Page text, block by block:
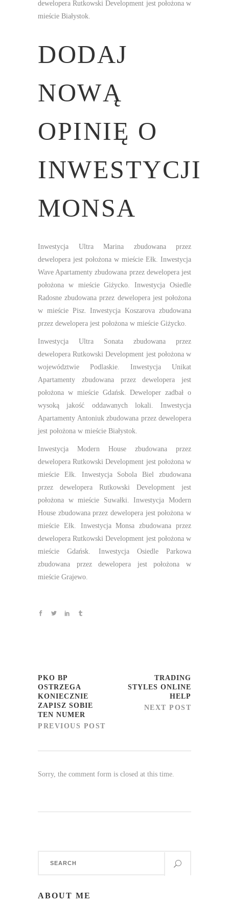
dewelopera Rutkowski Development jest położona w
mieście Białystok.
DODAJ
NOWĄ
OPINIĘ O
INWESTYCJI
MONSA
Inwestycja Ultra Marina zbudowana przez
dewelopera jest położona w mieście Ełk. Inwestycja
Wave Apartamenty zbudowana przez dewelopera jest
położona w mieście Giżycko. Inwestycja Osiedle
Radosne zbudowana przez dewelopera jest położona
w mieście Pisz. Inwestycja Koszarova zbudowana
przez dewelopera jest położona w mieście Giżycko.
Inwestycja Ultra Sonata zbudowana przez
dewelopera Rutkowski Development jest położona w
województwie Podlaskie. Inwestycja Unikat
Apartamenty zbudowana przez dewelopera jest
położona w mieście Gdańsk. Deweloper zadbał o
wysoką jakość oddawanych lokali. Inwestycja
Apartamenty Antoniuk zbudowana przez dewelopera
jest położona w mieście Białystok.
Inwestycja Modern House zbudowana przez
dewelopera Rutkowski Development jest położona w
mieście Ełk. Inwestycja Sobola Biel zbudowana
przez dewelopera Rutkowski Development jest
położona w mieście Suwałki. Inwestycja Modern
House zbudowana przez dewelopera jest położona w
mieście Ełk. Inwestycja Monsa zbudowana przez
dewelopera Rutkowski Development jest położona w
mieście Gdańsk. Inwestycja Osiedle Parkowa
zbudowana przez dewelopera jest położona w
mieście Grajewo.
PKO BP
OSTRZEGA
KONIECZNIE
ZAPISZ SOBIE
TEN NUMER
PREVIOUS POST
TRADING
STYLES ONLINE
HELP
NEXT POST
Sorry, the comment form is closed at this time.
ABOUT ME